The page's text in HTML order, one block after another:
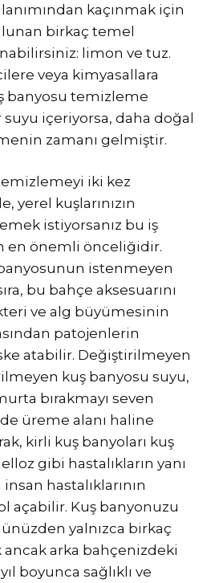
kaçınmak için
birkaç temel
limon ve tuz.
veya kimyasallara
banyosu temizleme
içeriyorsa, daha doğal
zamanı gelmiştir.
iki kez
yerel kuşlarınızın
istiyorsanız bu iş
en önemli önceliğidir.
istenmeyen
bu bahçe aksesuarını
ve alg büyümesinin
patojenlerin
atabilir. Değiştirilmeyen
kuş banyosu suyu,
bırakmayı seven
üreme alanı haline
kirli kuş banyoları kuş
gibi hastalıkların yanı
hastalıklarının
açabilir. Kuş banyonuzu
yalnızca birkaç
ancak arka bahçenizdeki
boyunca sağlıklı ve